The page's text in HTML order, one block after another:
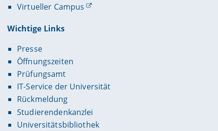
Virtueller Campus
Wichtige Links
Presse
Öffnungszeiten
Prüfungsamt
IT-Service der Universität
Rückmeldung
Studierendenkanzlei
Universitätsbibliothek